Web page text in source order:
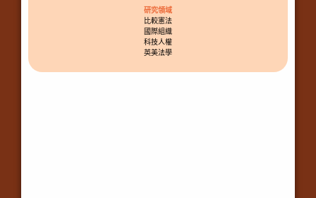
研究領域
比較憲法
國際組織
科技人權
英美法學